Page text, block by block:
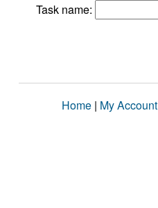
Task name:
Home | My Account